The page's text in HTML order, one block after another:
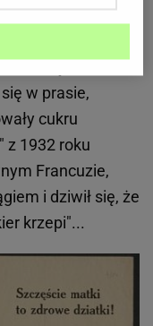
reklamowy
się
w prasie,
cukru
z 1932 roku
Francuzie,
i dziwił się, że
krzepi"...